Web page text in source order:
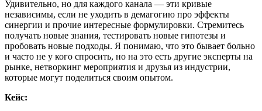
Удивительно, но для каждого канала — эти кривые
независимы, если не уходить в демагогию про эффекты
синергии и прочие интересные формулировки. Стремитесь
получать новые знания, тестировать новые гипотезы и
пробовать новые подходы. Я понимаю, что это бывает больно
и часто не у кого спросить, но на это есть другие эксперты на
рынке, нетворкинг мероприятия и друзья из индустрии,
которые могут поделиться своим опытом.
Кейс: